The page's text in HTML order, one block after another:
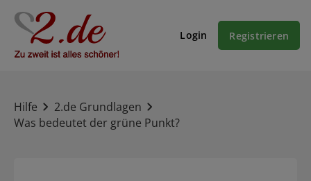
Login Registrieren
Hilfe
2.de Grundlagen
Was bedeutet der grüne Punkt?